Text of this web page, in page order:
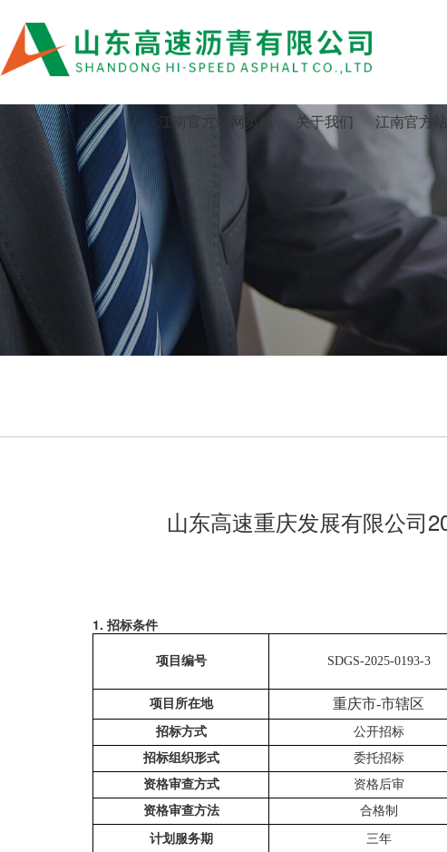
江南官方站网页版 关于我们 江南官方
山东高速重庆发展有限公司
1. 招标条件
项目编号 SDGS-2025-0193-3
项目所在地 重庆市-市辖区
招标方式 公开招标
招标组织形式
委托招标
资格审查方式
资格后审
资格审查方法
合格制
计划服务期 三年